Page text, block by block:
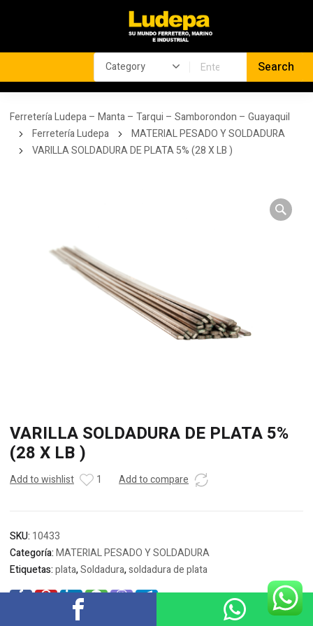
Ferretería Ludepa – Manta – Tarqui – Samborondon – Guayaquil
Ferretería Ludepa
MATERIAL PESADO Y SOLDADURA
VARILLA SOLDADURA DE PLATA 5% (28 X LB )
VARILLA SOLDADURA DE PLATA 5%
(28 X LB )
Add to wishlist 1 Add to compare
SKU: 10433
Categoría:MATERIAL PESADO Y SOLDADURA
Etiquetas:plata,Soldadura,soldadura de plata